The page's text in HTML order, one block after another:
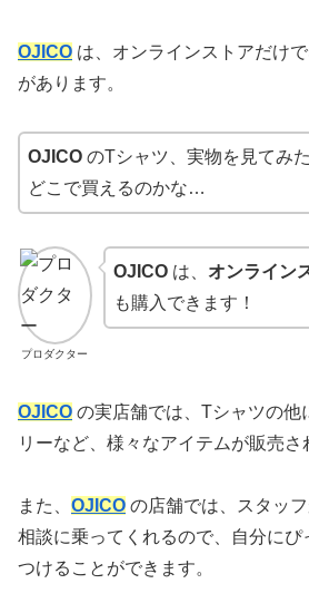
OJICO は、オンラインストアだけで
があります。
OJICO のTシャツ、実物を見てみた
どこで買えるのかな…
プロダクター
OJICOは、 オンライン
も購入できます！
OJICO の実店舗では、Tシャツの他
リーなど、様々なアイテムが販売さ
また、 OJICO の店舗では、スタッ
相談に乗ってくれるので、自分にぴ
つけることができます。